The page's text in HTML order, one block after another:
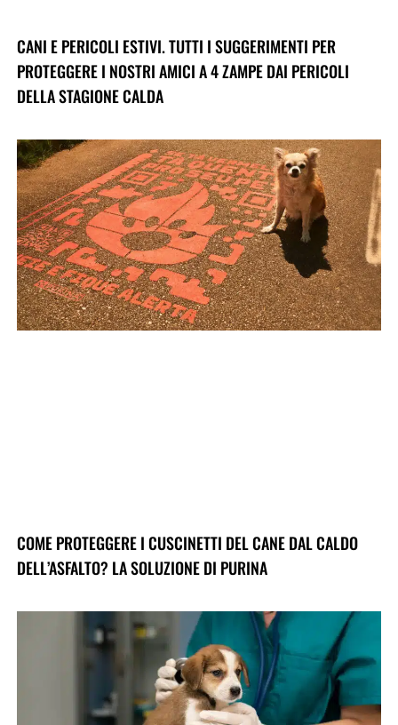
CANI E PERICOLI ESTIVI. TUTTI I SUGGERIMENTI PER
PROTEGGERE I NOSTRI AMICI A 4 ZAMPE DAI PERICOLI
DELLA STAGIONE CALDA
COME PROTEGGERE I CUSCINETTI DEL CANE DAL CALDO
DELL’ASFALTO? LA SOLUZIONE DI PURINA